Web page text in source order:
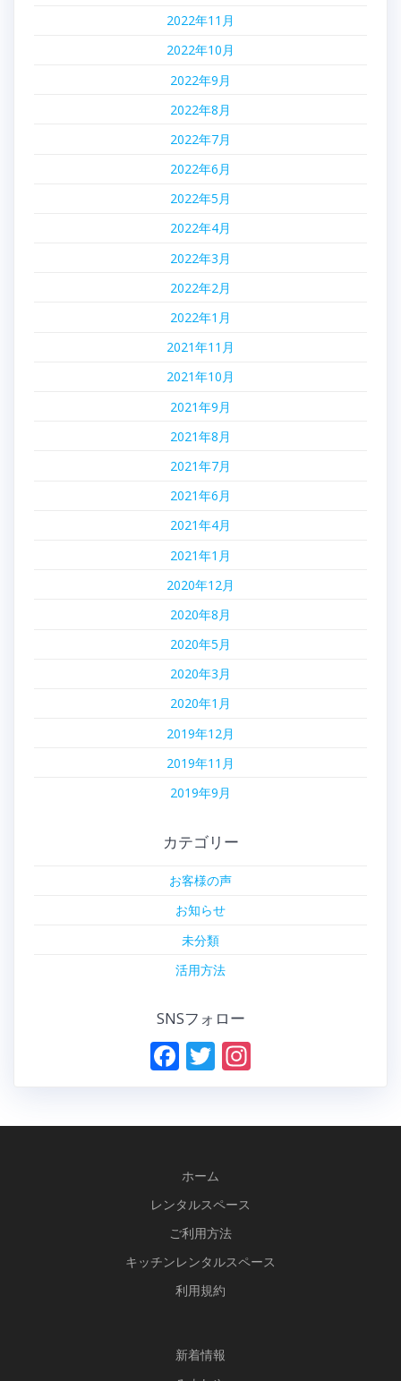
2022年11月
2022年10月
2022年9月
2022年8月
2022年7月
2022年6月
2022年5月
2022年4月
2022年3月
2022年2月
2022年1月
2021年11月
2021年10月
2021年9月
2021年8月
2021年7月
2021年6月
2021年4月
2021年1月
2020年12月
2020年8月
2020年5月
2020年3月
2020年1月
2019年12月
2019年11月
2019年9月
カテゴリー
お客様の声
お知らせ
未分類
活用方法
SNSフォロー
F
o
o
k
T
ホーム
レンタルスペース
ご利用方法
キッチンレンタルスペース
利用規約
新着情報